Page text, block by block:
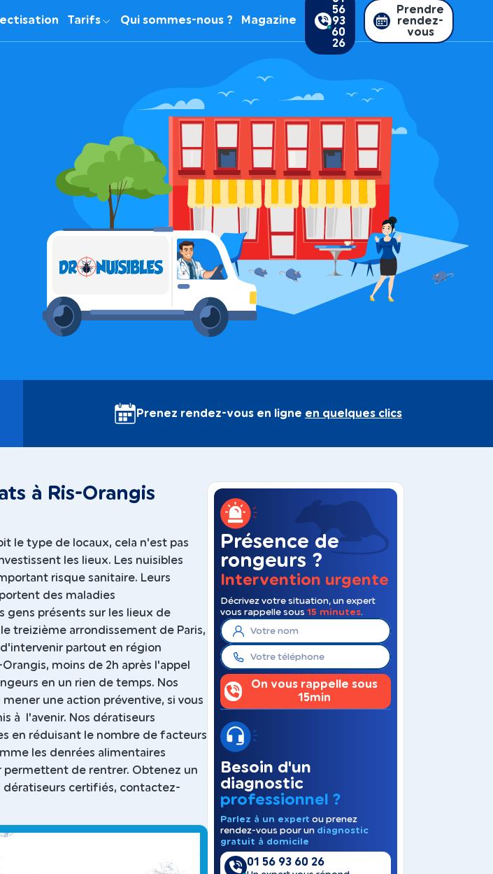
Tarifs Qui sommes-nous ? Magazine
56
93
60
26
Prendre
rendez-
vous
Prenez rendez-vous en ligne en quelques clics
à Ris-Orangis
le type de locaux, cela n'est pas
les lieux. Les nuisibles
risque sanitaire. Leurs
des maladies
gens présents sur les lieux de
treizième arrondissement de Paris,
partout en région
moins de 2h après l'appel
en un rien de temps. Nos
une action préventive, si vous
à l'avenir. Nos dératiseurs
en réduisant le nombre de facteurs
les denrées alimentaires
permettent de rentrer. Obtenez un
dératiseurs certifiés, contactez-
Présence de
rongeurs ?
Intervention urgente
Décrivez votre situation, un expert
vous rappelle sous 15 minutes.
On vous rappelle sous
15min
Besoin d'un
diagnostic
professionnel ?
Parlez à un expert ou prenez
rendez-vous pour un diagnostic
gratuit à domicile
01 56 93 60 26